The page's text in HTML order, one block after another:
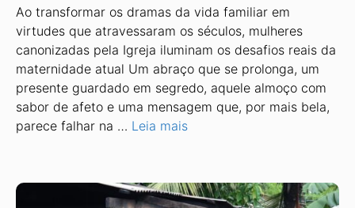
Ao transformar os dramas da vida familiar em
virtudes que atravessaram os séculos, mulheres
canonizadas pela Igreja iluminam os desafios reais da
maternidade atual Um abraço que se prolonga, um
presente guardado em segredo, aquele almoço com
sabor de afeto e uma mensagem que, por mais bela,
parece falhar na … Leia mais